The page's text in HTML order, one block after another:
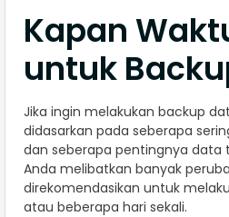
Kapan
untuk
Jika ingin melakukan backup
didasarkan pada seberapa
dan seberapa pentingnya data
Anda melibatkan banyak
direkomendasikan untuk
atau beberapa hari sekali.